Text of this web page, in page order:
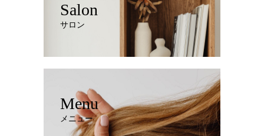
Salon
サロン
Menu
メニュー